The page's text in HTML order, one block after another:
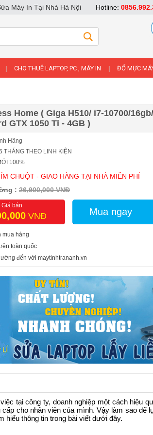
CHO THUÊ LAPTOP, PC , MÁY IN ĐỔ MỰC
Home ( Giga H510/ i7-10700/
GTX 1050 Ti - 4GB )
Hãng
THÁNG THEO LINH KIỆN
100%
CHUỘT - GIAO HÀNG TẠI NHÀ MIỄN PHÍ
: 26,900,000 VNĐ
Giá bán
VNĐ Mua ngay
mua hàng
toàn quốc
đến với maytinhtrananh.vn
tại công ty, doanh nghiệp một cách hiệu
cho nhân viên của mình. Vậy làm sao để
hiểu thông tin trong bài viết dưới đây.
Máy In Tại Nhà Hà Nội Hotline: